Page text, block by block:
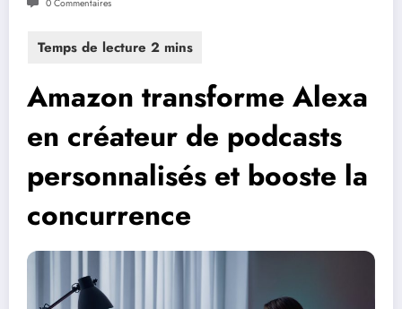
0 Commentaires
Amazon transforme Alexa
en créateur de podcasts
personnalisés et booste la
concurrence